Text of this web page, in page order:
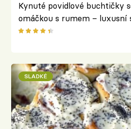
Kynuté povidlové buchtičky
omáčkou s rumem – luxusní
SLADKÉ